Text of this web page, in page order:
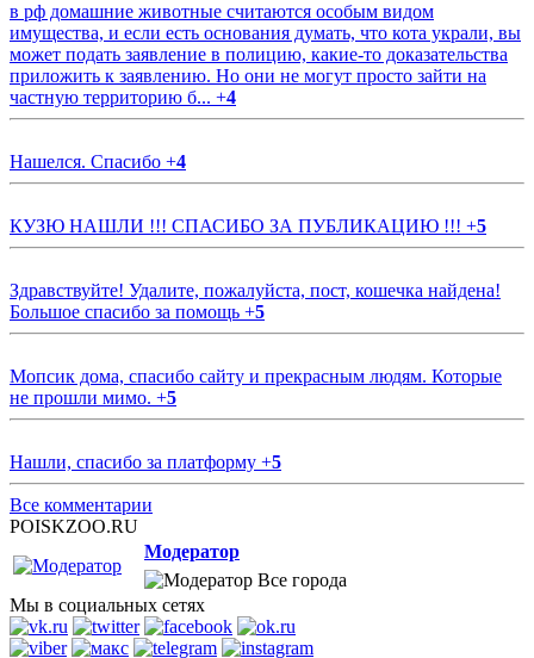
в рф домашние животные считаются особым видом
имущества, и если есть основания думать, что кота украли, вы
может подать заявление в полицию, какие-то доказательства
приложить к заявлению. Но они не могут просто зайти на
частную территорию б... +4
Нашелся. Спасибо +4
КУЗЮ НАШЛИ !!! СПАСИБО ЗА ПУБЛИКАЦИЮ !!! +5
Здравствуйте! Удалите, пожалуйста, пост, кошечка найдена!
Большое спасибо за помощь +5
Мопсик дома, спасибо сайту и прекрасным людям. Которые
не прошли мимо. +5
Нашли, спасибо за платформу +5
Все комментарии
POISKZOO.RU
Модератор
Все города
Мы в социальных сетях